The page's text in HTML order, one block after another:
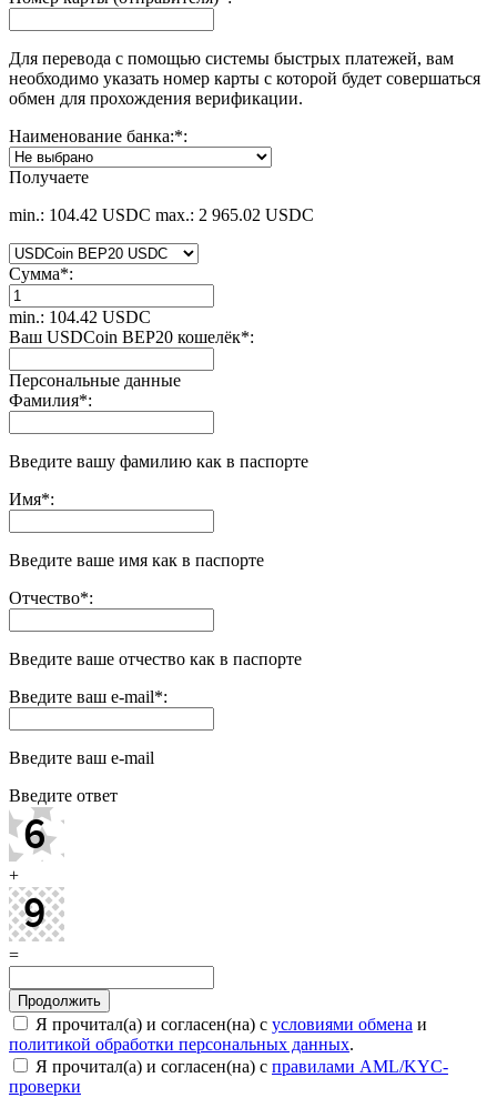
Для перевода с помощью системы быстрых платежей, вам
необходимо указать номер карты с которой будет совершаться
обмен для прохождения верификации.
Наименование банка:*:
Получаете
min.: 104.42 USDC max.: 2 965.02 USDC
Сумма*:
min.: 104.42 USDC
Ваш USDCoin BEP20 кошелёк*:
Персональные данные
Фамилия*:
Введите вашу фамилию как в паспорте
Имя*:
Введите ваше имя как в паспорте
Отчество*:
Введите ваше отчество как в паспорте
Введите ваш e-mail*:
Введите ваш e-mail
Введите ответ
+
=
Я прочитал(а) и согласен(на) с условиями обмена и
политикой обработки персональных данных.
Я прочитал(а) и согласен(на) с правилами AML/KYC-
проверки